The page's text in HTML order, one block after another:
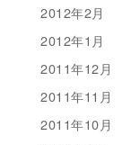
2012年2月
2012年1月
2011年12月
2011年11月
2011年10月